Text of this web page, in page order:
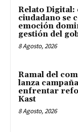
Relato Digital:
ciudadano se
emoción
gestión del
8 Agosto, 2026
Ramal del
lanza
enfrentar
Kast
8 Agosto, 2026